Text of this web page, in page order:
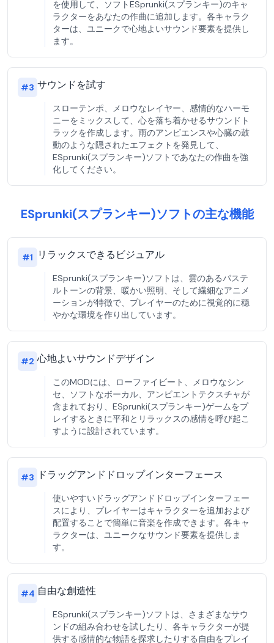
を使用して、ソフトESprunki(スプランキー)のキャ
ラクターをあなたの作曲に追加します。各キャラク
ターは、ユニークで心地よいサウンド要素を提供し
ます。
#3 サウンドを試す
スローテンポ、メロウなレイヤー、感情的なハーモ
ニーをミックスして、心を落ち着かせるサウンドト
ラックを作成します。雨のアンビエンスや心臓の鼓
動のような隠されたエフェクトを発見して、
ESprunki(スプランキー)ソフトであなたの作曲を強
化してください。
ESprunki(スプランキー)ソフトの主な機能
#1 リラックスできるビジュアル
ESprunki(スプランキー)ソフトは、雲のあるパステ
ルトーンの背景、暖かい照明、そして繊細なアニメ
ーションが特徴で、プレイヤーのために視覚的に穏
やかな環境を作り出しています。
#2 心地よいサウンドデザイン
このMODには、ローファイビート、メロウなシン
セ、ソフトなボーカル、アンビエントテクスチャが
含まれており、ESprunki(スプランキー)ゲームをプ
レイするときに平和とリラックスの感情を呼び起こ
すように設計されています。
#3 ドラッグアンドドロップインターフェース
使いやすいドラッグアンドドロップインターフェー
スにより、プレイヤーはキャラクターを追加および
配置することで簡単に音楽を作成できます。各キャ
ラクターは、ユニークなサウンド要素を提供しま
す。
#4 自由な創造性
ESprunki(スプランキー)ソフトは、さまざまなサウ
ンドの組み合わせを試したり、各キャラクターが提
供する感情的な物語を探求したりする自由をプレイ